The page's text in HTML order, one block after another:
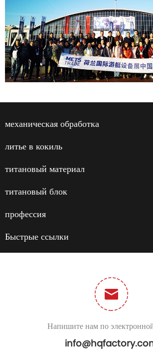
механическая обработка
литье в кокиль
титановый материал
титановый блок
профессия
Быстрые ссылки
Напишите нам по